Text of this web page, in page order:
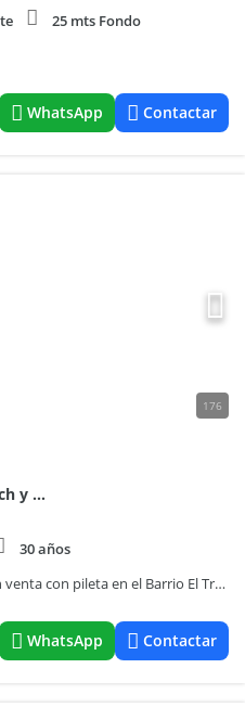
25 mts Fondo
WhatsApp Contactar
176
Lisandro de la Torre, entre Koch y Necochea al 6000
30 años
RETASADA OPORTUNIDAD! Casa en venta con pileta en el Barrio El Trebolar, Del Viso, Pilar.
WhatsApp Contactar